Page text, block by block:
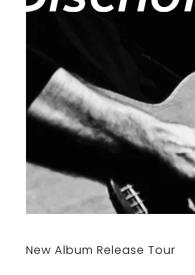
New Album Release Tour